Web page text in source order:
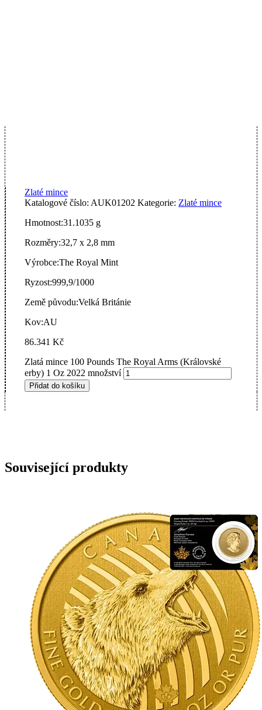
Zlaté mince
Katalogové číslo: AUK01202 Kategorie: Zlaté mince
Hmotnost:31.1035 g
Rozměry:32,7 x 2,8 mm
Výrobce:The Royal Mint
Ryzost:999,9/1000
Země původu:Velká Británie
Kov:AU
86.341 Kč
Zlatá mince 100 Pounds The Royal Arms (Královské
erby) 1 Oz 2022 množství
Přidat do košíku
Související produkty